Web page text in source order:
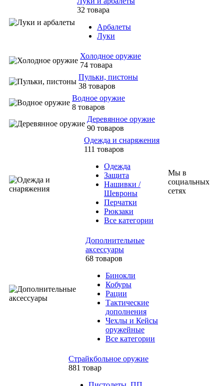
32 товара
Арбалеты
Луки
Холодное оружие
74 товара
Пульки, пистоны
38 товаров
Водное оружие
8 товаров
Деревянное оружие
90 товаров
Одежда и снаряжения
111 товаров
Одежда
Защита
Нашивки /
Шевроны
Перчатки
Рюкзаки
Все категории
Дополнительные
аксессуары
68 товаров
Бинокли
Кобуры
Рации
Тактические
дополнения
Чехлы и Кейсы
оружейные
Все категории
Страйкбольное оружие
881 товар
Мы в
социальных
сетях